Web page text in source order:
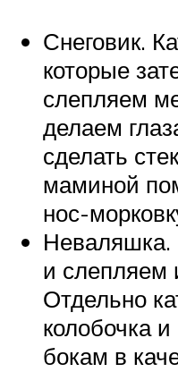
Снеговик.
которые
слепляем
делаем
сделать
маминой
нос-
Неваляшка.
и слепляем
Отдельно
колобочка
бокам в